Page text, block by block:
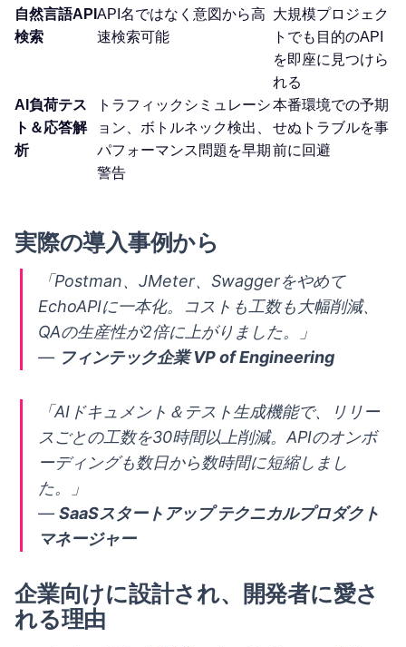
自然言語API
検索
API名ではなく意図から高
速検索可能
大規模プロジェク
トでも目的のAPI
を即座に見つけら
れる
AI負荷テス
ト＆応答解
析
トラフィックシミュレーシ
ョン、ボトルネック検出、
パフォーマンス問題を早期
警告
本番環境での予期
せぬトラブルを事
前に回避
実際の導入事例から
「Postman、JMeter、Swaggerをやめて
EchoAPIに一本化。コストも工数も大幅削減、
QAの生産性が2倍に上がりました。」
— フィンテック企業 VP of Engineering
「AIドキュメント＆テスト生成機能で、リリー
スごとの工数を30時間以上削減。APIのオンボ
ーディングも数日から数時間に短縮しまし
た。」
— SaaSスタートアップ テクニカルプロダクト
マネージャー
企業向けに設計され、開発者に愛さ
れる理由